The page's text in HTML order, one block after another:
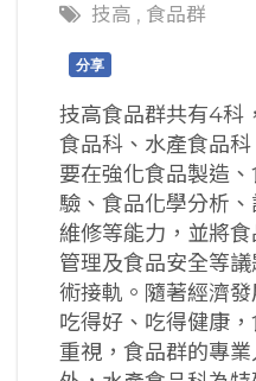
技高 , 食品群
分享
技高食品群共有4科
食品科、水產食品
要在強化食品製造
驗、食品化學分析
維修等能力，並將
管理及食品安全等
術接軌。隨著經濟
吃得好、吃得健康
重視，食品群的專